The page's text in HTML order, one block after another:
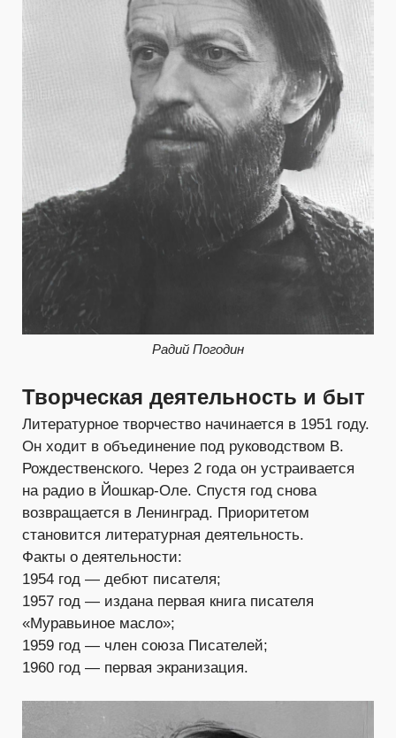
Радий Погодин
Творческая деятельность и быт
Литературное творчество начинается в 1951 году.
Он ходит в объединение под руководством В.
Рождественского. Через 2 года он устраивается
на радио в Йошкар-Оле. Спустя год снова
возвращается в Ленинград. Приоритетом
становится литературная деятельность.
Факты о деятельности:
1954 год — дебют писателя;
1957 год — издана первая книга писателя
«Муравьиное масло»;
1959 год — член союза Писателей;
1960 год — первая экранизация.